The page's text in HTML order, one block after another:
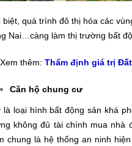
biệt, quá trình đô thị hóa các
Nai…càng làm thị trường bất
thêm: Thẩm định giá trị
Căn hộ chung cư
là loại hình bất động sản khá
không đủ tài chính mua
chung là hệ thống an ninh